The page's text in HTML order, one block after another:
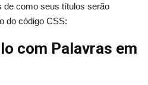
de como seus títulos serão
do código CSS:
com Palavras em